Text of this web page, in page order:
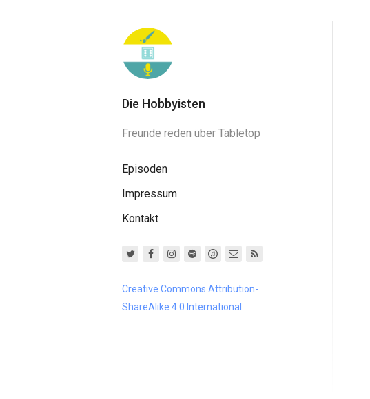
Die Hobbyisten
Freunde reden über Tabletop
Episoden
Impressum
Kontakt
Creative Commons Attribution-
ShareAlike 4.0 International